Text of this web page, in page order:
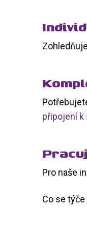
připojení k
Pro naše
Co se týče